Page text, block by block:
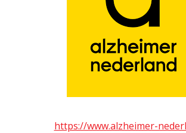
https://www.alzheimer-